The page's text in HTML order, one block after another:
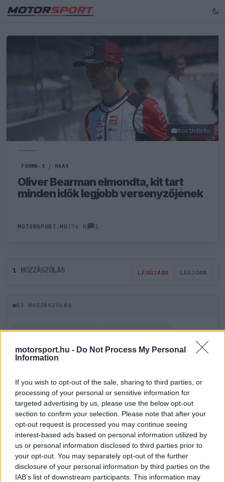
motorsport.hu - Do Not Process My Personal
Information
If you wish to opt-out of the sale, sharing to third parties, or
processing of your personal or sensitive information for
targeted advertising by us, please use the below opt-out
section to confirm your selection. Please note that after your
opt-out request is processed you may continue seeing
interest-based ads based on personal information utilized by
us or personal information disclosed to third parties prior to
your opt-out. You may separately opt-out of the further
disclosure of your personal information by third parties on the
IAB’s list of downstream participants. This information may
Northfoto
FORMA-1 / HAAS
Oliver Bearman elmondta, kit tart
minden idők legjobb versenyzőjének
MOTORSPORT.HU 276 N 1
1 HOZZÁSZÓLÁS LEGÚJABB LEGJOBB
ÚJ HOZZÁSZÓLÁS
Meglévő felhasználó Új felhasználó
Belépés e-maillel
Belépés Elfelejtett jelszó?
Régi rendszerű fiókkal rendelkezel?
Lépj be felhasználónévvel és jelszóval, majd állj át
az e-mail alapú rendszerre.